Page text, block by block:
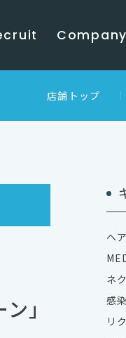
Company
」
ヘ
ネ
感
リ
店舗トップ